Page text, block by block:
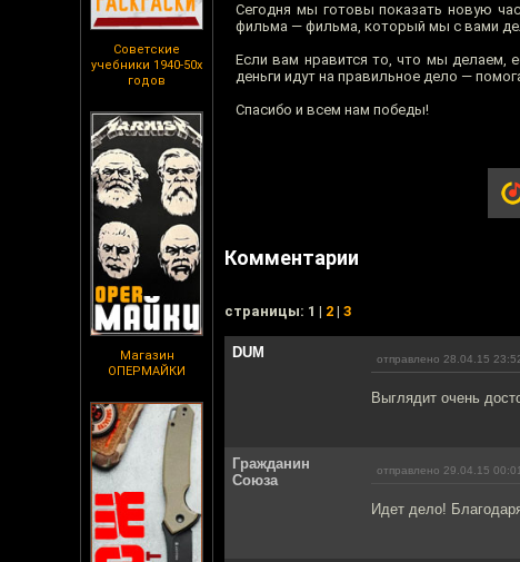
Советские
учебники 1940-50х
годов
Магазин
ОПЕРМАЙКИ
Сегодня мы готовы показать новую
фильма — фильма, который мы с вами
Если вам нравится то, что мы делаем,
деньги идут на правильное дело —
Спасибо и всем нам победы!
Комментарии
cтраницы: 1 | 2 | 3
DUM отправлено 28.04.15
Выглядит очень
Гражданин
Союза
отправлено 29.04.15 00:01
Идет дело!